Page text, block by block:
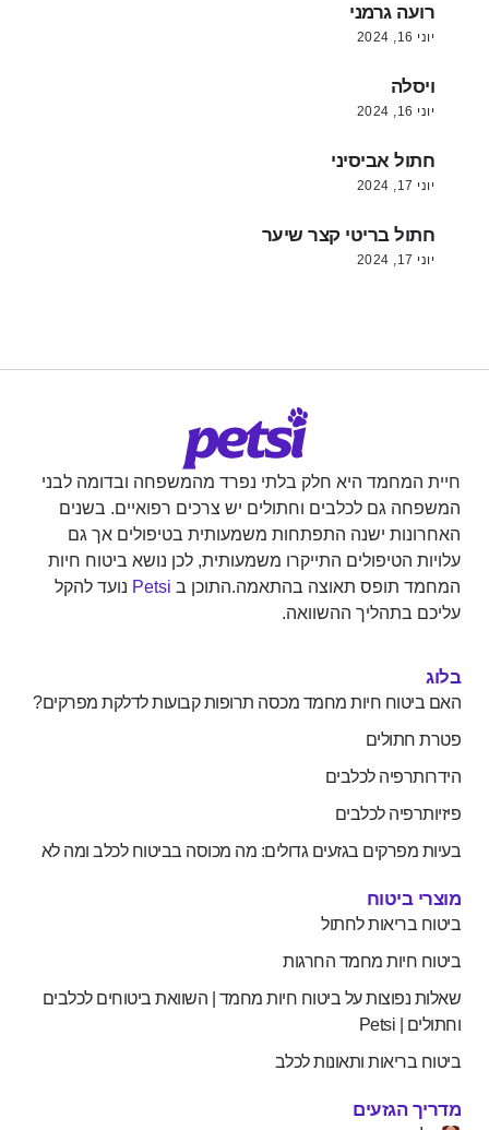
רועה גרמני
יוני 16, 2024
ויסלה
יוני 16, 2024
חתול אביסיני
יוני 17, 2024
חתול בריטי קצר שיער
יוני 17, 2024
חיית המחמד היא חלק בלתי נפרד מהמשפחה ובדומה לבני
המשפחה גם לכלבים וחתולים יש צרכים רפואיים. בשנים
האחרונות ישנה התפתחות משמעותית בטיפולים אך גם
עלויות הטיפולים התייקרו משמעותית, לכן נושא ביטוח חיות
המחמד תופס תאוצה בהתאמה.התוכן ב Petsi נועד להקל
עליכם בתהליך ההשוואה.
בלוג
האם ביטוח חיות מחמד מכסה תרופות קבועות לדלקת מפרקים?
פטרת חתולים
הידרותרפיה לכלבים
פיזיותרפיה לכלבים
בעיות מפרקים בגזעים גדולים: מה מכוסה בביטוח לכלב ומה לא
מוצרי ביטוח
ביטוח בריאות לחתול
ביטוח חיות מחמד החרגות
שאלות נפוצות על ביטוח חיות מחמד | השוואת ביטוחים לכלבים
וחתולים | Petsi
ביטוח בריאות ותאונות לכלב
מדריך הגזעים